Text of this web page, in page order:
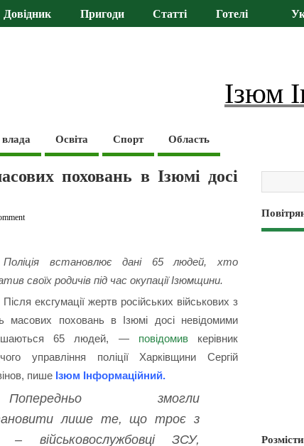
Довідник Пригоди Статті Готелі
Ізюм
Освіта Спорт Область
поховань в Ізюмі досі
Поліція встановлює дані 65 людей, хто
своїх родичів під час окупації Ізюмщини.
Після ексгумації жертв російських військових з
масових поховань в Ізюмі досі невідомими
65 людей, — повідомивкерівник
управління поліції Харківщини Сергій
пише Ізюм Інформаційний.
Попередньо змогли
лише те, що троє з
– військовослужбовці ЗСУ,